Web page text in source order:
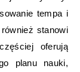
tempa i
stanowi
oferują
planu nauki,